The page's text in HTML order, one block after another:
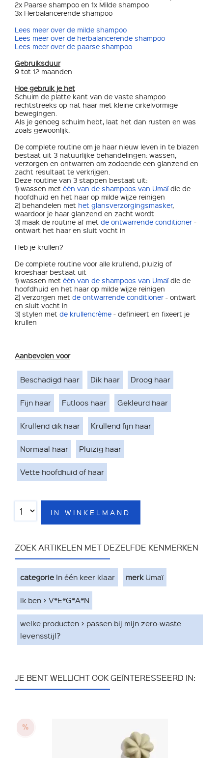
2x Paarse shampoo en 1x Milde shampoo
3x Herbalancerende shampoo
Lees meer over de milde shampoo
Lees meer over de herbalancerende shampoo
Lees meer over de paarse shampoo
Gebruiksduur
9 tot 12 maanden
Hoe gebruik je het
Schuim de platte kant van de vaste shampoo
rechtstreeks op nat haar met kleine cirkelvormige
bewegingen.
Als je genoeg schuim hebt, laat het dan rusten en was
zoals gewoonlijk.
De complete routine om je haar nieuw leven in te blazen
bestaat uit 3 natuurlijke behandelingen: wassen,
verzorgen en ontwarren om zodoende een glanzend en
zacht resultaat te verkrijgen.
Deze routine van 3 stappen bestaat uit:
1) wassen met één van de shampoos van Umaïdie de
hoofdhuid en het haar op milde wijze reinigen
2) behandelen met het glansverzorgingsmasker,
waardoor je haar glanzend en zacht wordt
3) maak de routine af met de ontwarrende conditioner -
ontwart het haar en sluit vocht in
Heb je krullen?
De complete routine voor alle krullend, pluizig of
kroeshaar bestaat uit
1) wassen met één van de shampoos van Umaïdie de
hoofdhuid en het haar op milde wijze reinigen
2) verzorgen met de ontwarrende conditioner - ontwart
en sluit vocht in
3) stylen met de krullencrème - definieert en fixeert je
krullen
Aanbevolen voor
Beschadigd haar Dik haar Droog haar
Fijn haar Futloos haar Gekleurd haar
Krullend dik haar Krullend fijn haar
Normaal haar Pluizig haar
Vette hoofdhuid of haar
IN WINKELMAND
ZOEK ARTIKELEN MET DEZELFDE KENMERKEN
categorie In één keer klaar merkUmaï
ik ben > V*E*G*A*N
welke producten > passen bij mijn zero-waste
levensstijl?
JE BENT WELLICHT OOK GEÏNTERESSEERD IN: